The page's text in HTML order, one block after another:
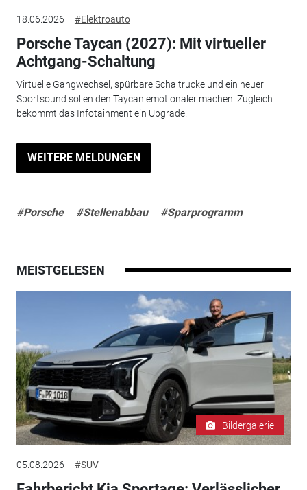
18.06.2026 #Elektroauto
Porsche Taycan (2027): Mit virtueller
Achtgang-Schaltung
Virtuelle Gangwechsel, spürbare Schaltrucke und ein neuer
Sportsound sollen den Taycan emotionaler machen. Zugleich
bekommt das Infotainment ein Upgrade.
WEITERE MELDUNGEN
#Porsche #Stellenabbau #Sparprogramm
MEISTGELESEN
Bildergalerie
05.08.2026 #SUV